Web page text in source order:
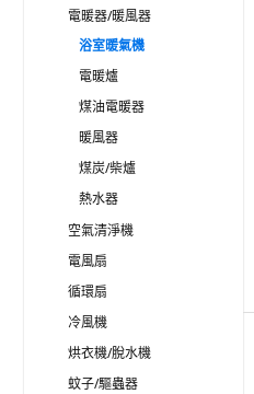
電暖器/暖風器
浴室暖氣機
電暖爐
煤油電暖器
暖風器
煤炭/柴爐
熱水器
空氣清淨機
電風扇
循環扇
冷風機
烘衣機/脫水機
蚊子/驅蟲器